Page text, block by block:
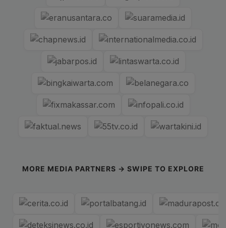
MORE MEDIA PARTNERS → SWIPE TO EXPLORE